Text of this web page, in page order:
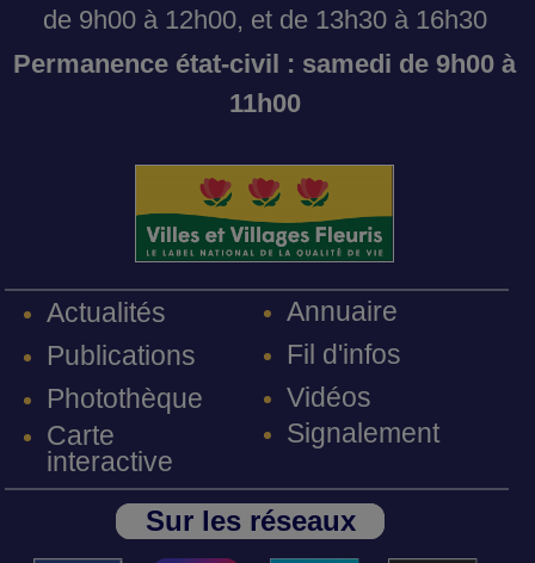
de 9h00 à 12h00, et de 13h30 à 16h30
Permanence état-civil : samedi de 9h00 à
11h00
Actualités
Publications
Photothèque
Carte
interactive
Annuaire
Fil d'infos
Vidéos
Signalement
Sur les réseaux